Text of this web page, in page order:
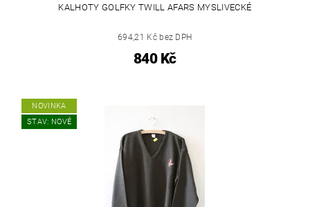
KALHOTY GOLFKY TWILL AFARS MYSLIVECKÉ
694,21 Kč bez DPH
840 Kč
NOVINKA
STAV: NOVÉ